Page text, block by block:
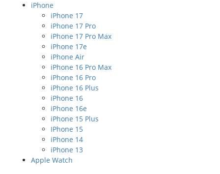
iPhone
iPhone 17
iPhone 17 Pro
iPhone 17 Pro Max
iPhone 17e
iPhone Air
iPhone 16 Pro Max
iPhone 16 Pro
iPhone 16 Plus
iPhone 16
iPhone 16e
iPhone 15 Plus
IPhone 15
iPhone 14
iPhone 13
Apple Watch